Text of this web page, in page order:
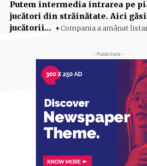
Putem intermedia intrarea pe
jucători din străinătate. Aici
jucătorii… ♦ Compania a amânat
- Publicitate -